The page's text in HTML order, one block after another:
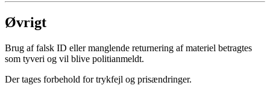
Øvrigt
Brug af falsk ID eller manglende returnering af materiel betragtes
som tyveri og vil blive politianmeldt.
Der tages forbehold for trykfejl og prisændringer.